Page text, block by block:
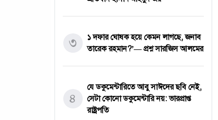
৩
১ দফার ঘোষক হয়ে কেমন লাগছে, জনাব
তারেক রহমান?’— প্রশ্ন সারজিস আলমের
৪
যে ডকুমেন্টারিতে আবু সাঈদের ছবি নেই,
সেটা কোনো ডকুমেন্টারি নয়: ভারপ্রাপ্ত
রাষ্ট্রপতি